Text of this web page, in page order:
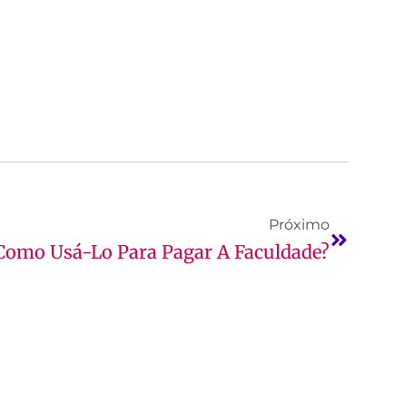
Próximo
Usá-Lo Para Pagar A Faculdade?